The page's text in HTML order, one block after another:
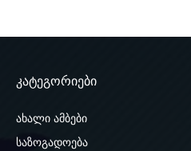
კატეგორიები
ახალი ამბები
საზოგადოება